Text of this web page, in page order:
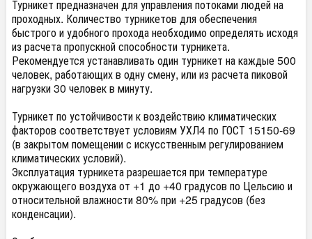
Турникет предназначен для управления потоками людей на
проходных. Количество турникетов для обеспечения
быстрого и удобного прохода необходимо определять исходя
из расчета пропускной способности турникета.
Рекомендуется устанавливать один турникет на каждые 500
человек, работающих в одну смену, или из расчета пиковой
нагрузки 30 человек в минуту.
Турникет по устойчивости к воздействию климатических
факторов соответствует условиям УХЛ4 по ГОСТ 15150-69
(в закрытом помещении с искусственным регулированием
климатических условий).
Эксплуатация турникета разрешается при температуре
окружающего воздуха от +1 до +40 градусов по Цельсию и
относительной влажности 80% при +25 градусов (без
конденсации).